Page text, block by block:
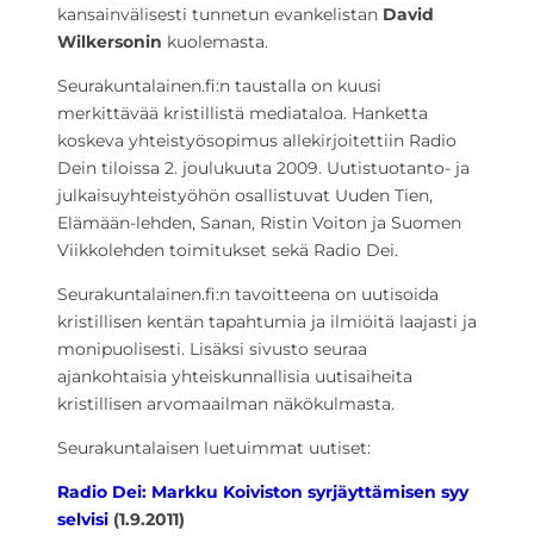
kansainvälisesti tunnetun evankelistan David
Wilkersonin kuolemasta.
Seurakuntalainen.fi:n taustalla on kuusi
merkittävää kristillistä mediataloa. Hanketta
koskeva yhteistyösopimus allekirjoitettiin Radio
Dein tiloissa 2. joulukuuta 2009. Uutistuotanto- ja
julkaisuyhteistyöhön osallistuvat Uuden Tien,
Elämään-lehden, Sanan, Ristin Voiton ja Suomen
Viikkolehden toimitukset sekä Radio Dei.
Seurakuntalainen.fi:n tavoitteena on uutisoida
kristillisen kentän tapahtumia ja ilmiöitä laajasti ja
monipuolisesti. Lisäksi sivusto seuraa
ajankohtaisia yhteiskunnallisia uutisaiheita
kristillisen arvomaailman näkökulmasta.
Seurakuntalaisen luetuimmat uutiset:
Radio Dei: Markku Koiviston syrjäyttämisen syy
selvisi (1.9.2011)